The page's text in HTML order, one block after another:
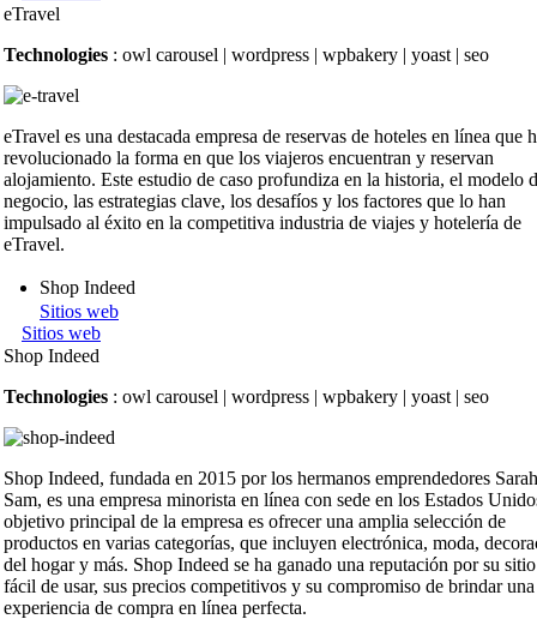
eTravel
Technologies : owl carousel | wordpress | wpbakery | yoast | seo
eTravel es una destacada empresa de reservas de hoteles en línea que
revolucionado la forma en que los viajeros encuentran y reservan
alojamiento. Este estudio de caso profundiza en la historia, el modelo
negocio, las estrategias clave, los desafíos y los factores que lo han
impulsado al éxito en la competitiva industria de viajes y hotelería de
eTravel.
Shop Indeed
Sitios web
Sitios web
Shop Indeed
Technologies : owl carousel | wordpress | wpbakery | yoast | seo
Shop Indeed, fundada en 2015 por los hermanos emprendedores
Sam, es una empresa minorista en línea con sede en los Estados
objetivo principal de la empresa es ofrecer una amplia selección de
productos en varias categorías, que incluyen electrónica, moda,
del hogar y más. Shop Indeed se ha ganado una reputación por su
fácil de usar, sus precios competitivos y su compromiso de brindar una
experiencia de compra en línea perfecta.